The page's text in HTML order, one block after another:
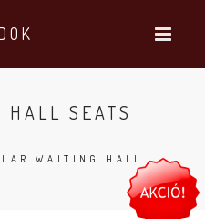
HALL SEATS
WAITING HALL